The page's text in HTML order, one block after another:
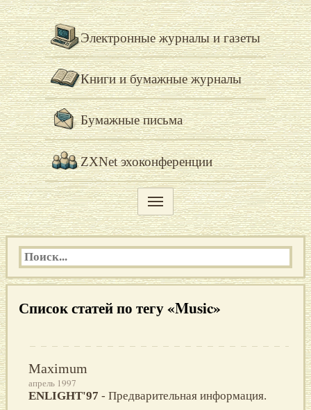
Электронные журналы и газеты
Книги и бумажные журналы
Бумажные письма
ZXNet эхоконференции
Список статей по тегу «Music»
Maximum
апрель 1997
ENLIGHT'97 - Предварительная информация.